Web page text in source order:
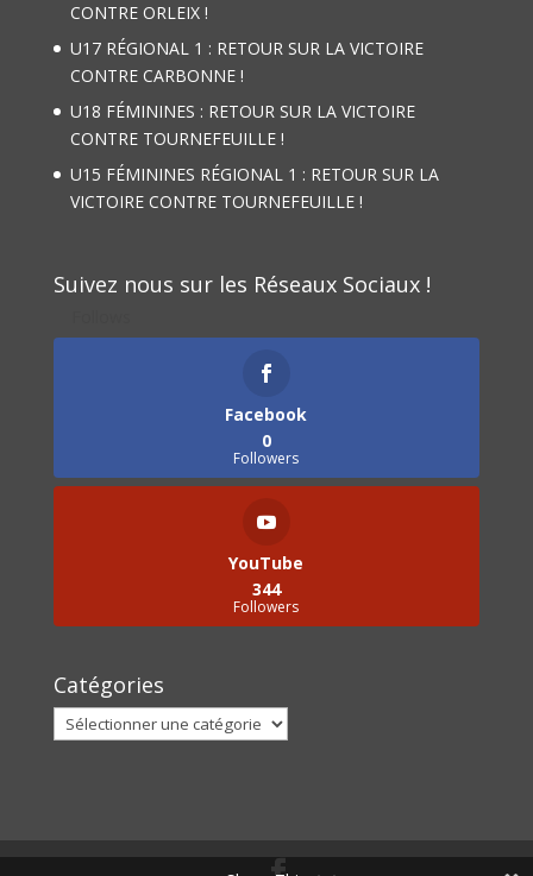
CONTRE ORLEIX !
U17 RÉGIONAL 1 : RETOUR SUR LA VICTOIRE
CONTRE CARBONNE !
U18 FÉMININES : RETOUR SUR LA VICTOIRE
CONTRE TOURNEFEUILLE !
U15 FÉMININES RÉGIONAL 1 : RETOUR SUR LA
VICTOIRE CONTRE TOURNEFEUILLE !
Suivez nous sur les Réseaux Sociaux !
Facebook
0
Followers
YouTube
344
Followers
Catégories
Catégories